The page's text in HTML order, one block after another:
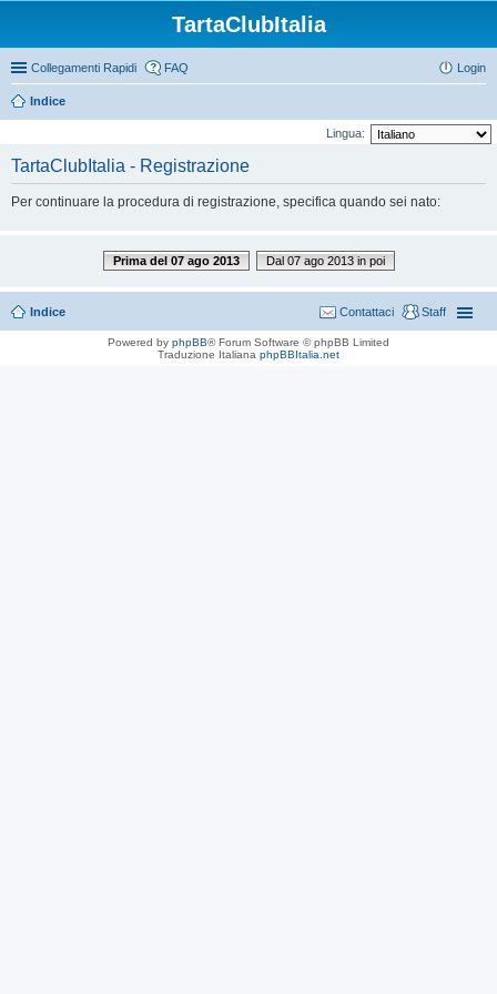
TartaClubItalia
Collegamenti Rapidi FAQ Login
Indice
Lingua:
TartaClubItalia - Registrazione
Per continuare la procedura di registrazione, specifica quando sei nato:
Prima del 07 ago 2013 Dal 07 ago 2013 in poi
Indice Staff
Contattaci
Powered by phpBB® Forum Software © phpBB Limited
Traduzione Italiana phpBBItalia.net